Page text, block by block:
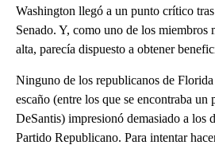
Washington llegó a un punto crítico
Senado. Y, como uno de los miembros
alta, parecía dispuesto a obtener
Ninguno de los republicanos de Florida
escaño (entre los que se encontraba
DeSantis) impresionó demasiado a los
Partido Republicano. Para intentar